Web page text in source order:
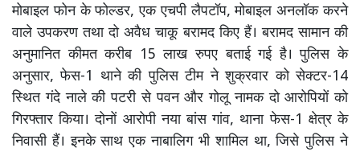
मोबाइल फोन के फोल्डर, एक एचपी लैपटॉप, मोबाइल अनलॉक करने
वाले उपकरण तथा दो अवैध चाकू बरामद किए हैं। बरामद सामान की
अनुमानित कीमत करीब 15 लाख रुपए बताई गई है। पुलिस के
अनुसार, फेस-1 थाने की पुलिस टीम ने शुक्रवार को सेक्टर-14
स्थित गंदे नाले की पटरी से पवन और गोलू नामक दो आरोपियों को
गिरफ्तार किया। दोनों आरोपी नया बांस गांव, थाना फेस-1 क्षेत्र के
निवासी हैं। इनके साथ एक नाबालिग भी शामिल था, जिसे पुलिस ने